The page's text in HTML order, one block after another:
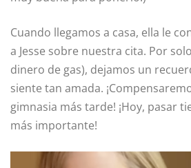
Cuando llegamos a casa, ella le
a Jesse sobre nuestra cita. Por
dinero de gas), dejamos un
siente tan amada.
gimnasia más tarde! ¡Hoy, pasar
más importante!